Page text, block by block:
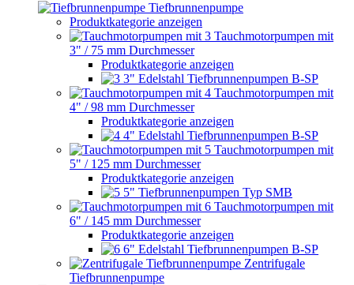
Tiefbrunnenpumpe
Produktkategorie anzeigen
Tauchmotorpumpen mit
3" / 75 mm Durchmesser
Produktkategorie anzeigen
3" Edelstahl Tiefbrunnenpumpen B-SP
Tauchmotorpumpen mit
4" / 98 mm Durchmesser
Produktkategorie anzeigen
4" Edelstahl Tiefbrunnenpumpen B-SP
Tauchmotorpumpen mit
5" / 125 mm Durchmesser
Produktkategorie anzeigen
5" Tiefbrunnenpumpen Typ SMB
Tauchmotorpumpen mit
6" / 145 mm Durchmesser
Produktkategorie anzeigen
6" Edelstahl Tiefbrunnenpumpen B-SP
Zentrifugale
Tiefbrunnenpumpe